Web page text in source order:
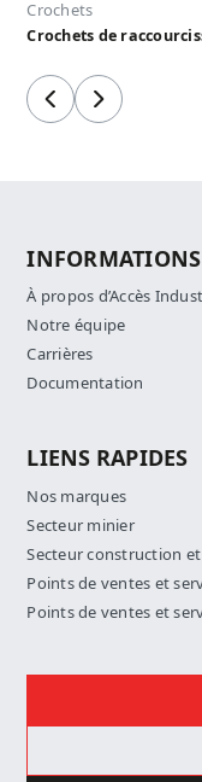
Crochets
Crochets de
PrécédentSuivant
INFORMATIONS
À propos d’Accès
Notre équipe
Carrières
Documentation
LIENS RAPIDES
Nos marques
Secteur minier
Secteur construction
Points de ventes et
Points de ventes et